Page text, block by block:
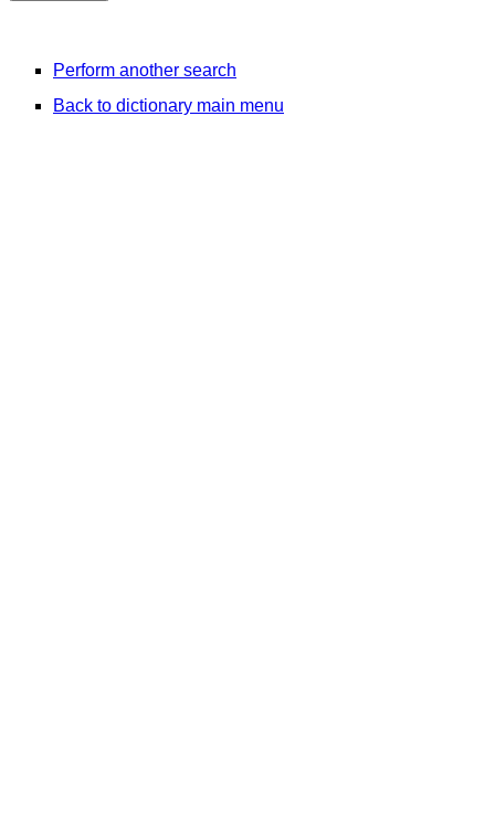
Perform another search
Back to dictionary main menu